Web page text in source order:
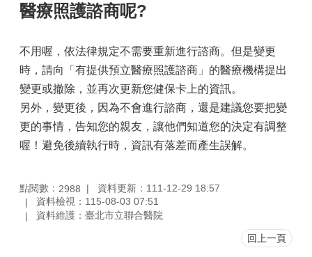
醫療照護諮商呢?
不用喔，依法律規定不需要重新進行諮商。但是變更
時，請向「有提供預立醫療照護諮商」的醫療機構提出
變更或撤除，並再次更新您健保卡上的資訊。
另外，變更後，因為不會進行諮商，還是建議您要把變
更的事情，告知您的親友，讓他們知道您的決定有調整
喔！避免後續執行時，資訊有落差而產生誤解。
點閱數： 2988
資料更新：111-12-29 18:57
資料檢視：115-08-03 07:51
資料維護：臺北市立聯合醫院
回上一頁